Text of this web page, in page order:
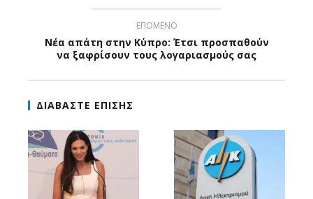
ΕΠΟΜΕΝΟ
Νέα απάτη στην Κύπρο: Έτσι προσπαθούν
να ξαφρίσουν τους λογαριασμούς σας
ΔΙΑΒΑΣΤΕ ΕΠΙΣΗΣ